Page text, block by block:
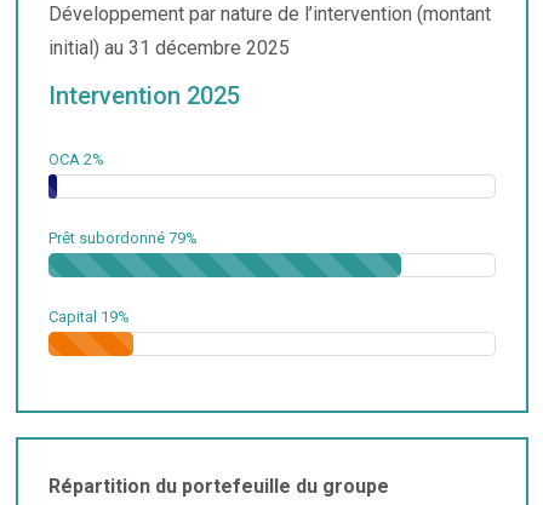
Développement par nature de l’intervention (montant
initial) au 31 décembre 2025
Intervention 2025
OCA 2%
Prêt subordonné 79%
Capital 19%
Répartition du portefeuille du groupe